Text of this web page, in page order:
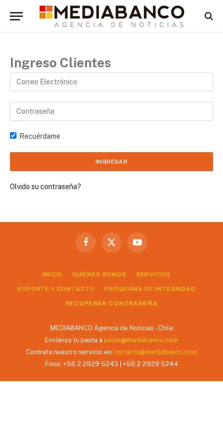
Ingreso Clientes
Recuérdame
Olvido su contraseña?
Facebook
X
YouTube
INICIO QUIÉNES SOMOS SERVICIOS
SOPORTE Y CONTACTO PROGRAMA DE INTEGRIDAD
RECUPERAR CONTRASEÑA
MEDIABANCO Agencia de Noticias - Chile
Envíanos tu pauta a pauta@mediabanco.com
Contrata nuestro servicio en contacto@mediabanco.com
Fono: +56 2 2929 5243 | +56 2 2929 5244